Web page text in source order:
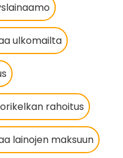
ulkomailta
rahoitus
lainojen maksuun